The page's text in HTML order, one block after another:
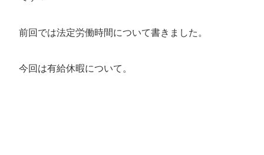
前回では法定労働時間について書きました。
今回は有給休暇について。